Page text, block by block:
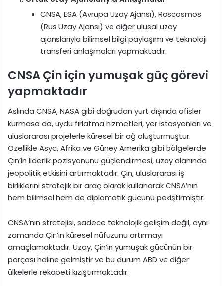
CNSA, ESA (Avrupa Uzay Ajansı), Roscosmos
(Rus Uzay Ajansı) ve diğer ulusal uzay
ajanslarıyla bilimsel bilgi paylaşımı ve teknoloji
transferi anlaşmaları yapmaktadır.
CNSA Çin için yumuşak güç görevi
yapmaktadır
Aslında CNSA, NASA gibi doğrudan yurt dışında ofisler
kurmasa da, uydu fırlatma hizmetleri, yer istasyonları ve
uluslararası projelerle küresel bir ağ oluşturmuştur.
Özellikle Asya, Afrika ve Güney Amerika gibi bölgelerde
Çin’in liderlik pozisyonunu güçlendirmesi, uzay alanında
jeopolitik etkisini artırmaktadır. Çin, uluslararası iş
birliklerini stratejik bir araç olarak kullanarak CNSA’nın
hem bilimsel hem de diplomatik gücünü pekiştirmiştir.
CNSA’nın stratejisi, sadece teknolojik gelişim değil, aynı
zamanda Çin’in küresel nüfuzunu artırmayı
amaçlamaktadır. Uzay, Çin’in yumuşak gücünün bir
parçası haline gelmiştir ve bu durum ABD ve diğer
ülkelerle rekabeti kızıştırmaktadır.